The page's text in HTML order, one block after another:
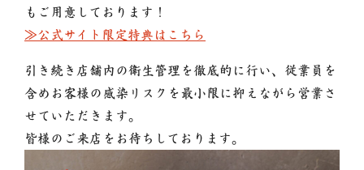
もご用意しております！
≫公式サイト限定特典はこちら
引き続き店舗内の衛生管理を徹底的に行い、従業員を
含めお客様の感染リスクを最小限に抑えながら営業さ
せていただきます。
皆様のご来店をお待ちしております。